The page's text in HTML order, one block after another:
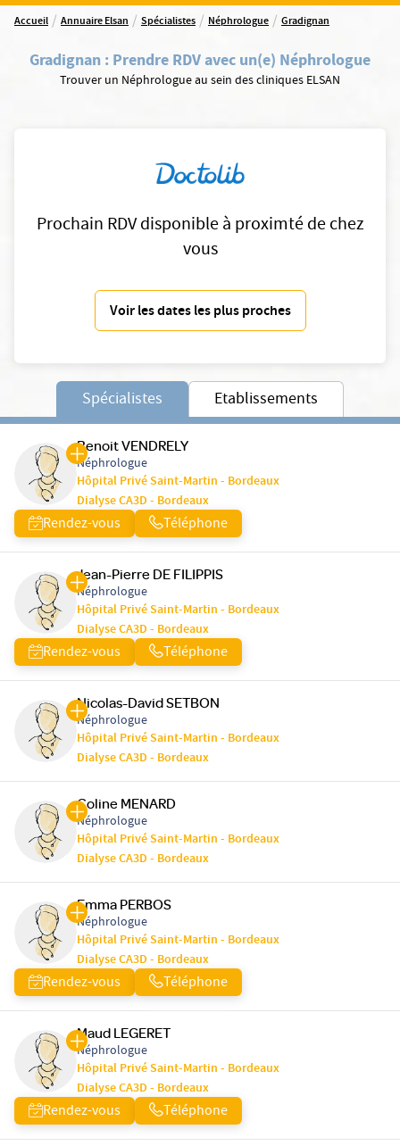
Accueil / Annuaire Elsan / Spécialistes / Néphrologue / Gradignan
Gradignan : Prendre RDV avec un(e) Néphrologue
Trouver un Néphrologue au sein des cliniques ELSAN
Prochain RDV disponible à proximté de chez
vous
Voir les dates les plus proches
Spécialistes Etablissements
Benoit VENDRELY
Néphrologue
Hôpital Privé Saint-Martin - Bordeaux
Dialyse CA3D - Bordeaux
Rendez-vous Téléphone
Jean-Pierre DE FILIPPIS
Néphrologue
Hôpital Privé Saint-Martin - Bordeaux
Dialyse CA3D - Bordeaux
Rendez-vous Téléphone
Nicolas-David SETBON
Néphrologue
Hôpital Privé Saint-Martin - Bordeaux
Dialyse CA3D - Bordeaux
Coline MENARD
Néphrologue
Hôpital Privé Saint-Martin - Bordeaux
Dialyse CA3D - Bordeaux
Emma PERBOS
Néphrologue
Hôpital Privé Saint-Martin - Bordeaux
Dialyse CA3D - Bordeaux
Rendez-vous Téléphone
Maud LEGERET
Néphrologue
Hôpital Privé Saint-Martin - Bordeaux
Dialyse CA3D - Bordeaux
Rendez-vous Téléphone